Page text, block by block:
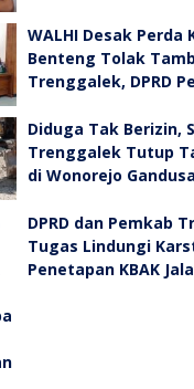
WALHI Desak Perda
Benteng Tolak
Trenggalek, DPRD
Diduga Tak Berizin,
Trenggalek Tutup
di Wonorejo
DPRD dan Pemkab
Tugas Lindungi
Penetapan KBAK